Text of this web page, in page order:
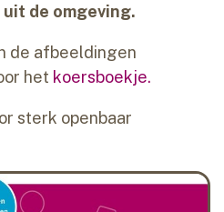
de omgeving.
de afbeeldingen
het koersboekje.
sterk openbaar